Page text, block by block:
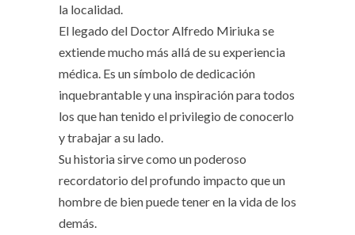
la localidad.
El legado del Doctor Alfredo Miriuka se
extiende mucho más allá de su experiencia
médica. Es un símbolo de dedicación
inquebrantable y una inspiración para todos
los que han tenido el privilegio de conocerlo
y trabajar a su lado.
Su historia sirve como un poderoso
recordatorio del profundo impacto que un
hombre de bien puede tener en la vida de los
demás.